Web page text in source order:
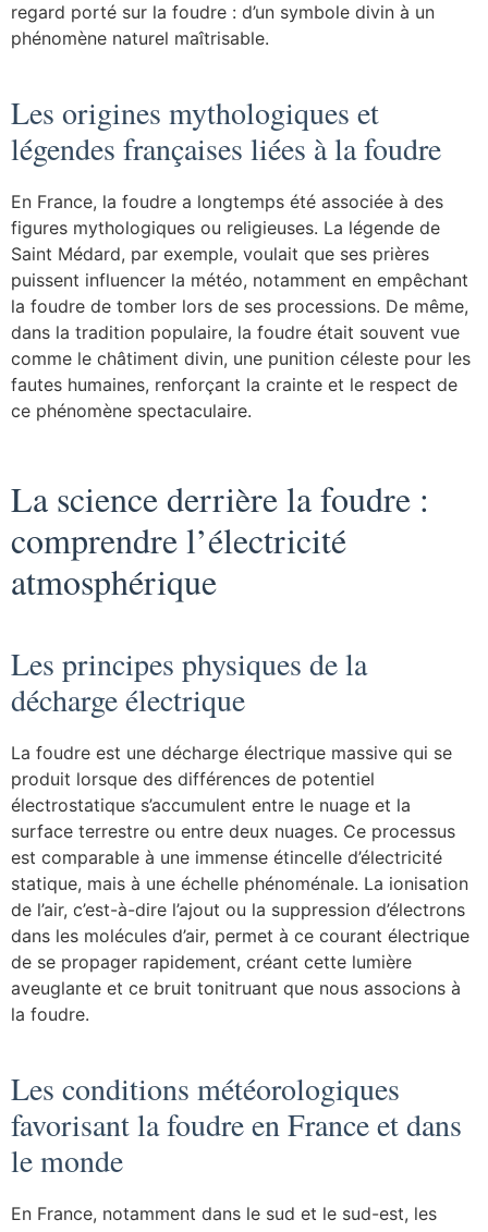
regard porté sur la foudre : d’un symbole divin à un
phénomène naturel maîtrisable.
Les origines mythologiques et
légendes françaises liées à la foudre
En France, la foudre a longtemps été associée à des
figures mythologiques ou religieuses. La légende de
Saint Médard, par exemple, voulait que ses prières
puissent influencer la météo, notamment en empêchant
la foudre de tomber lors de ses processions. De même,
dans la tradition populaire, la foudre était souvent vue
comme le châtiment divin, une punition céleste pour les
fautes humaines, renforçant la crainte et le respect de
ce phénomène spectaculaire.
La science derrière la foudre :
comprendre l’électricité
atmosphérique
Les principes physiques de la
décharge électrique
La foudre est une décharge électrique massive qui se
produit lorsque des différences de potentiel
électrostatique s’accumulent entre le nuage et la
surface terrestre ou entre deux nuages. Ce processus
est comparable à une immense étincelle d’électricité
statique, mais à une échelle phénoménale. La ionisation
de l’air, c’est-à-dire l’ajout ou la suppression d’électrons
dans les molécules d’air, permet à ce courant électrique
de se propager rapidement, créant cette lumière
aveuglante et ce bruit tonitruant que nous associons à
la foudre.
Les conditions météorologiques
favorisant la foudre en France et dans
le monde
En France, notamment dans le sud et le sud-est, les